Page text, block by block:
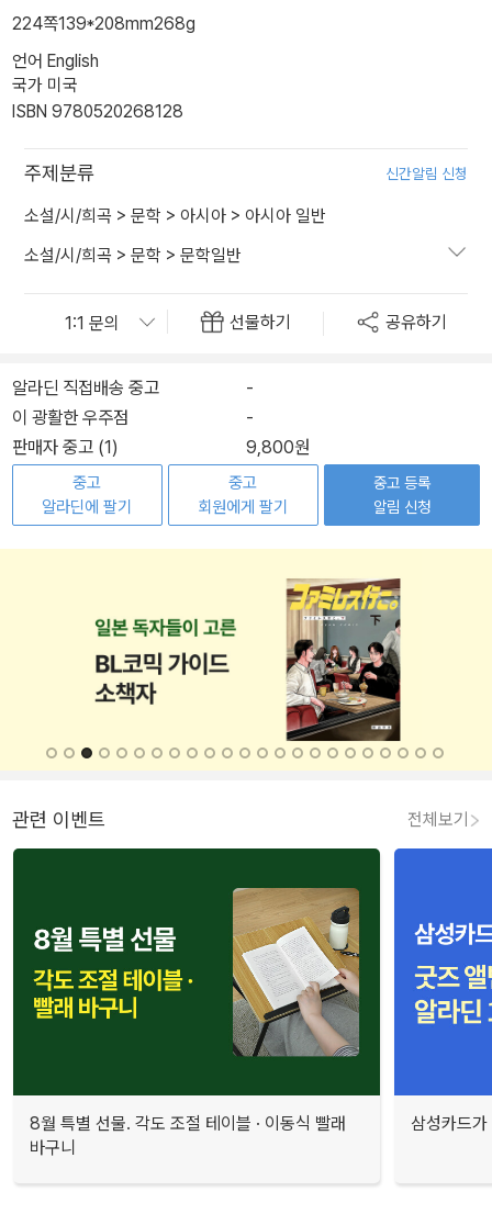
224쪽139*208mm268g
언어 English
국가 미국
ISBN 9780520268128
주제분류 신간알림 신청
소설/시/희곡 > 문학 > 아시아 > 아시아 일반
소설/시/희곡 > 문학 > 문학일반
선물하기 공유하기
알라딘 직접배송 중고
-
이 광활한 우주점
-
판매자 중고 (1)
9,800원
중고
알라딘에 팔기
중고
회원에게 팔기
중고 등록
알림 신청
관련 이벤트 전체보기
8월 특별 선물. 각도 조절 테이블 · 이동식 빨래
바구니
삼성카드